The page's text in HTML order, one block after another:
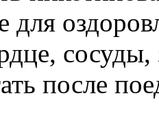
для
сосуды,
после